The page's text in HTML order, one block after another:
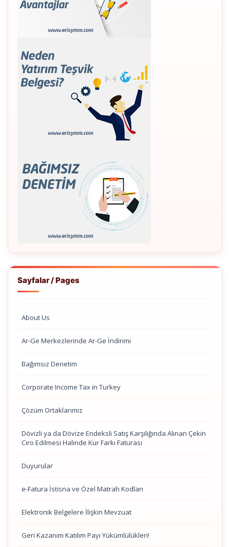
Sayfalar / Pages
About Us
Ar-Ge Merkezlerinde Ar-Ge İndirimi
Bağımsız Denetim
Corporate Income Tax in Turkey
Çözüm Ortaklarımız
Dövizli ya da Dövize Endeksli Satış Karşılığında Alınan Çekin
Ciro Edilmesi Halinde Kur Farkı Faturası
Duyurular
e-Fatura İstisna ve Özel Matrah Kodları
Elektronik Belgelere İlişkin Mevzuat
Geri Kazanım Katılım Payı Yükümlülükleri!